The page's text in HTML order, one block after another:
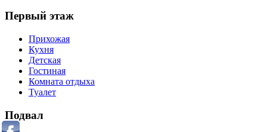
Первый этаж
Прихожая
Кухня
Детская
Гостиная
Комната отдыха
Туалет
Подвал